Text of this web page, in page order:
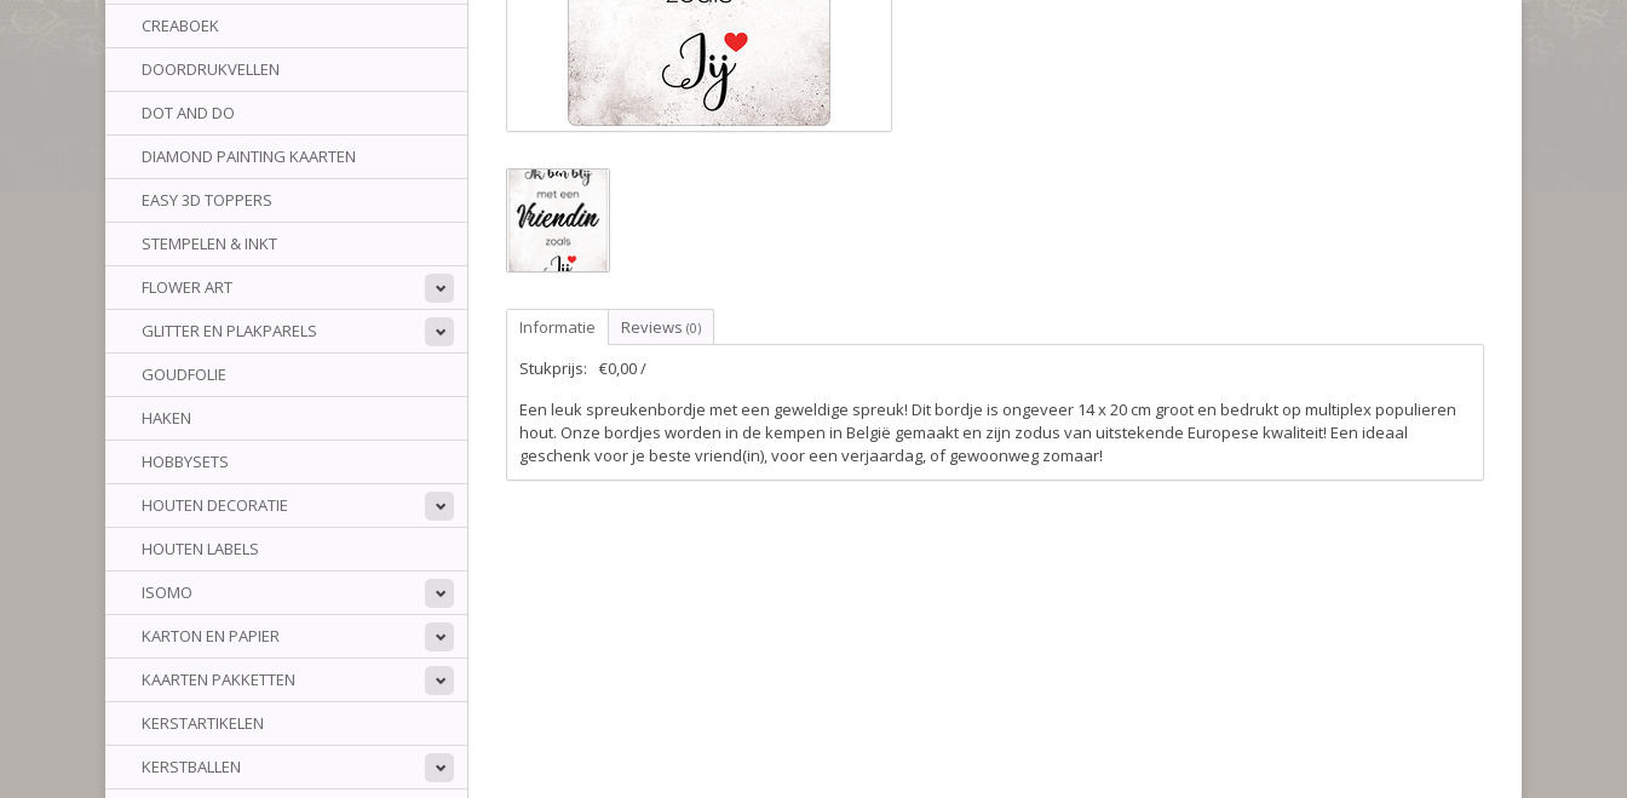
CREABOEK
DOORDRUKVELLEN
DOT AND DO
DIAMOND PAINTING KAARTEN
EASY 3D TOPPERS
STEMPELEN & INKT
FLOWER ART
GLITTER EN PLAKPARELS
GOUDFOLIE
HAKEN
HOBBYSETS
HOUTEN DECORATIE
HOUTEN LABELS
ISOMO
KARTON EN PAPIER
KAARTEN PAKKETTEN
KERSTARTIKELEN
KERSTBALLEN
Informatie Reviews (0)
Stukprijs:
€0,00 /
Een leuk spreukenbordje met een geweldige spreuk! Dit bordje is ongeveer 14 x 20 cm groot en bedrukt op multiplex populieren
hout. Onze bordjes worden in de kempen in België gemaakt en zijn zodus van uitstekende Europese kwaliteit! Een ideaal
geschenk voor je beste vriend(in), voor een verjaardag, of gewoonweg zomaar!